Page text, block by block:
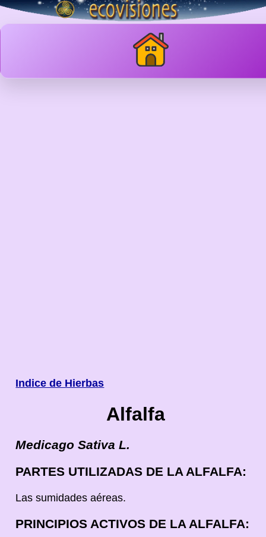
Indice de Hierbas
Alfalfa
Medicago Sativa L.
PARTES UTILIZADAS DE LA ALFALFA:
Las sumidades aéreas.
PRINCIPIOS ACTIVOS DE LA ALFALFA: